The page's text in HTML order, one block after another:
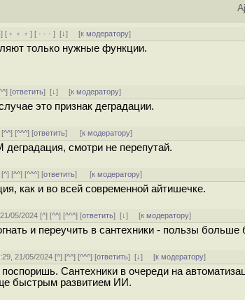
] [ ﹢﹢﹢] [ · · ·][↓] [к модератору]
только нужные функции.
] [ответить][↓] [к модератору]
это признак деградации.
[^^] [^^^] [ответить] [к модератору]
смотри не перепутай.
[^] [^^] [^^^] [ответить] [к модератору]
как и во всей современной айтишечке.
05/2024 [^] [^^] [^^^] [ответить][↓] [к модератору]
и переучить в сантехники - пользы больше
21/05/2024 [^] [^^] [^^^] [ответить][↓] [к модератору]
Сантехники в очереди на
быстрым развитием ИИ.